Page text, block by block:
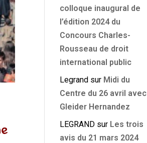
colloque inaugural de
l’édition 2024 du
Concours Charles-
Rousseau de droit
international public
Legrand sur Midi du
Centre du 26 avril avec
Gleider Hernandez
LEGRAND sur Les trois
avis du 21 mars 2024